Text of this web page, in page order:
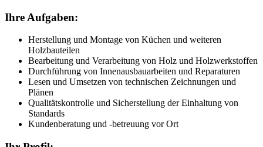
Ihre Aufgaben:
Herstellung und Montage von Küchen und weiteren
Holzbauteilen
Bearbeitung und Verarbeitung von Holz und Holzwerkstoffen
Durchführung von Innenausbauarbeiten und Reparaturen
Lesen und Umsetzen von technischen Zeichnungen und
Plänen
Qualitätskontrolle und Sicherstellung der Einhaltung von
Standards
Kundenberatung und -betreuung vor Ort